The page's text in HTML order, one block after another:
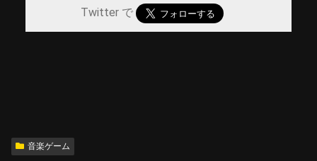
Twitter で
音楽ゲーム